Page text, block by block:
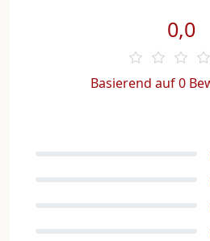
0,0
Basierend auf 0